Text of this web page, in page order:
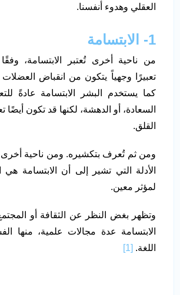
العقلي وهدوء أنفسنا.
1- الابتسامة
من ناحية أخرى تُعتبر الابتسامة،
تعبيرًا وجهياً يتكون من انقباض
كما يستخدم البشر الابتسامة عادةً
السعادة، أو الدهشة، لكنها قد تكون أيضًا
القلق.
ومن ثم تُعرف بتكشيره. ومن ناحية أخرى
الأدلة التي تشير إلى أن الابتسامة هي
لمؤثر معين.
وتظهر بغض النظر عن الثقافة أو
الابتسامة عدة مجالات علمية، منها
اللغة. [1]